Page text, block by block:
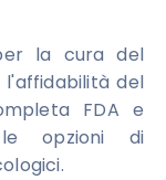
la cura del
del
FDA e
opzioni di